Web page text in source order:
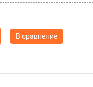
В сравнение